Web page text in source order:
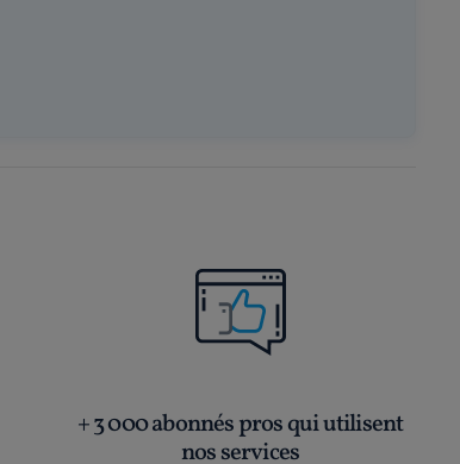
+ 3 000 abonnés pros qui utilisent
nos services